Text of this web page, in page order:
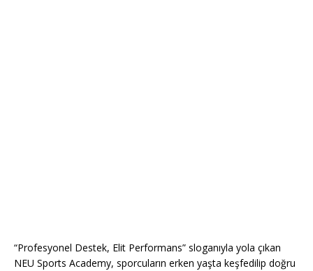
“Profesyonel Destek, Elit Performans” sloganıyla yola çıkan
NEU Sports Academy, sporcuların erken yaşta keşfedilip doğru